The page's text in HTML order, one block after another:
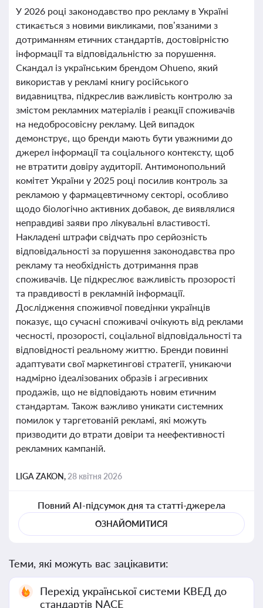
У 2026 році законодавство про рекламу в Україні
стикається з новими викликами, пов’язаними з
дотриманням етичних стандартів, достовірністю
інформації та відповідальністю за порушення.
Скандал із українським брендом Ohueno, який
використав у рекламі книгу російського
видавництва, підкреслив важливість контролю за
змістом рекламних матеріалів і реакції споживачів
на недобросовісну рекламу. Цей випадок
демонструє, що бренди мають бути уважними до
джерел інформації та соціального контексту, щоб
не втратити довіру аудиторії. Антимонопольний
комітет України у 2025 році посилив контроль за
рекламою у фармацевтичному секторі, особливо
щодо біологічно активних добавок, де виявлялися
неправдиві заяви про лікувальні властивості.
Накладені штрафи свідчать про серйозність
відповідальності за порушення законодавства про
рекламу та необхідність дотримання прав
споживачів. Це підкреслює важливість прозорості
та правдивості в рекламній інформації.
Дослідження споживчої поведінки українців
показує, що сучасні споживачі очікують від реклами
чесності, прозорості, соціальної відповідальності та
відповідності реальному життю. Бренди повинні
адаптувати свої маркетингові стратегії, уникаючи
надмірно ідеалізованих образів і агресивних
продажів, що не відповідають новим етичним
стандартам. Також важливо уникати системних
помилок у таргетованій рекламі, які можуть
призводити до втрати довіри та неефективності
рекламних кампаній.
LIGA ZAKON, 28 квітня 2026
Повний AI-підсумок дня та статті-джерела
ОЗНАЙОМИТИСЯ
Теми, які можуть вас зацікавити:
Перехід української системи КВЕД до
стандартів NACE